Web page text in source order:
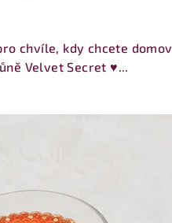
chvíle, kdy chcete
Velvet Secret ♥...